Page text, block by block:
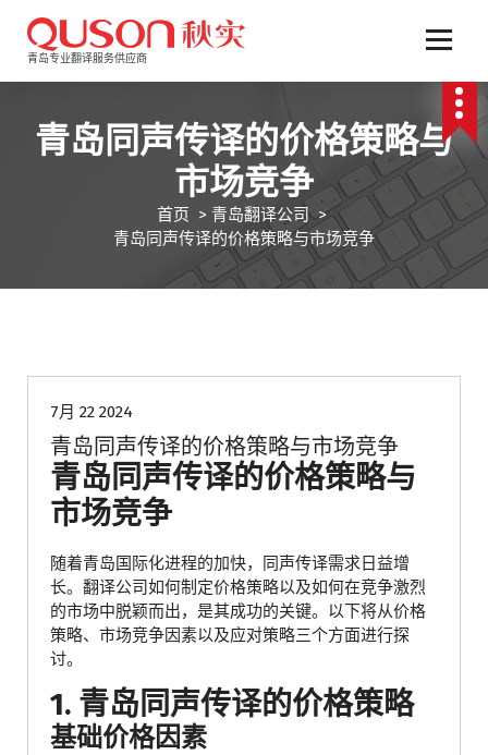
文
青岛专业翻译服务供应商
青岛同声传译的价格策略与
市场竞争
首页 > 青岛翻译公司>
青岛同声传译的价格策略与市场竞争
7月 22 2024
青岛同声传译的价格策略与市场竞争
青岛同声传译的价格策略与
市场竞争
随着青岛国际化进程的加快，同声传译需求日益增
长。翻译公司如何制定价格策略以及如何在竞争激烈
的市场中脱颖而出，是其成功的关键。以下将从价格
策略、市场竞争因素以及应对策略三个方面进行探
讨。
1. 青岛同声传译的价格策略
基础价格因素